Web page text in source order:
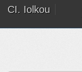
CI. Iolkou